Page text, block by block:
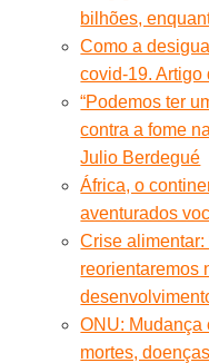
bilhões,
Como a
covid-19. Artigo
“Podemos ter
contra a fome
Julio Berdegué
África, o
aventurados
Crise alimentar:
reorientaremos
ONU: Mudança
mortes,